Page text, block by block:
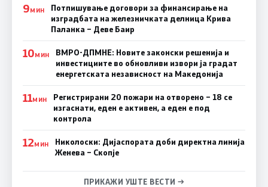
9МИН
Потпишување договори за финансирање на
изградбата на железничката делница Крива
Паланка – Деве Баир
10МИН
ВМРО-ДПМНЕ: Новите законски решенија и
инвестициите во обновливи извори ја градат
енергетската независност на Македонија
11МИН
Регистрирани 20 пожари на отворено – 18 се
изгаснати, еден е активен, а еден е под
контрола
12МИН
Николоски: Дијаспората доби директна линија
Женева – Скопје
ПРИКАЖИ УШТЕ ВЕСТИ →